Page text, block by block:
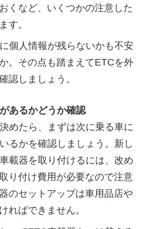
くなど、いくつかの注意した
す。
個人情報が残らないかも不安
。その点も踏まえてETCを外
認しましょう。
あるかどうか確認
めたら、まずは次に乗る車に
るかを確認しましょう。新し
載器を取り付けるには、改め
り付け費用が必要なので注意
のセットアップは車用品店や
ればできません。